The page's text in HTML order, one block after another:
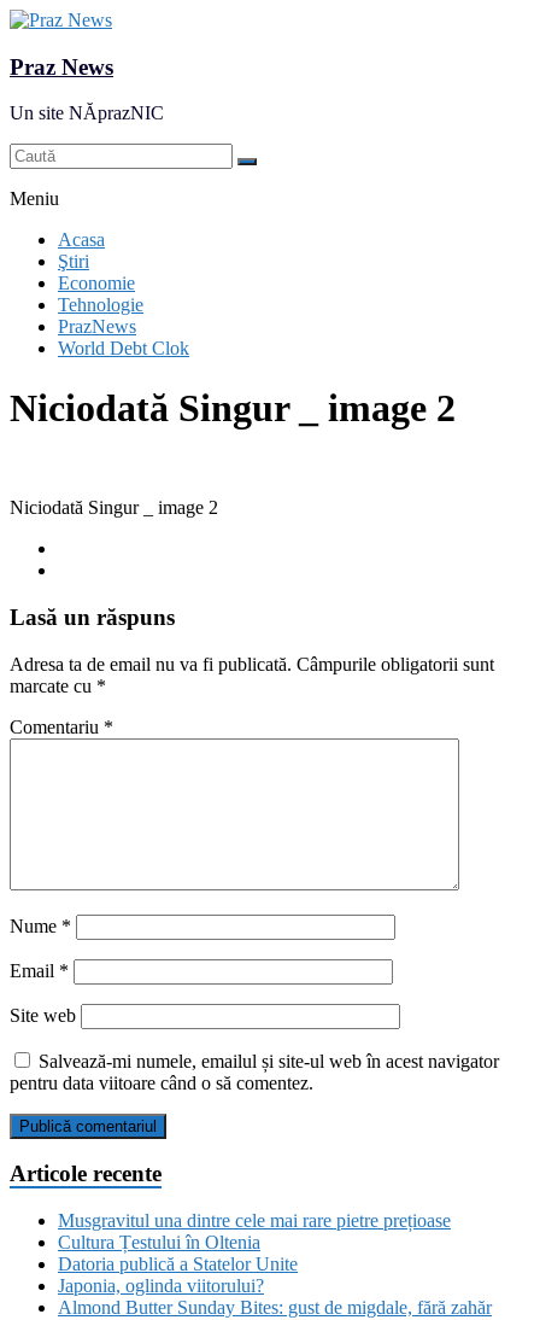
Praz News
Un site NĂprazNIC
Meniu
Acasa
Ştiri
Economie
Tehnologie
PrazNews
World Debt Clok
Niciodată Singur _ image 2
Niciodată Singur _ image 2
Lasă un răspuns
Adresa ta de email nu va fi publicată. Câmpurile obligatorii sunt
marcate cu *
Comentariu *
Nume *
Email *
Site web
Salvează-mi numele, emailul și site-ul web în acest navigator
pentru data viitoare când o să comentez.
Articole recente
Musgravitul una dintre cele mai rare pietre prețioase
Cultura Țestului în Oltenia
Datoria publică a Statelor Unite
Japonia, oglinda viitorului?
Almond Butter Sunday Bites: gust de migdale, fără zahăr